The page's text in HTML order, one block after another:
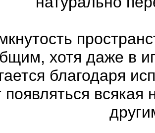
хотя даже в
благодаря
всякая